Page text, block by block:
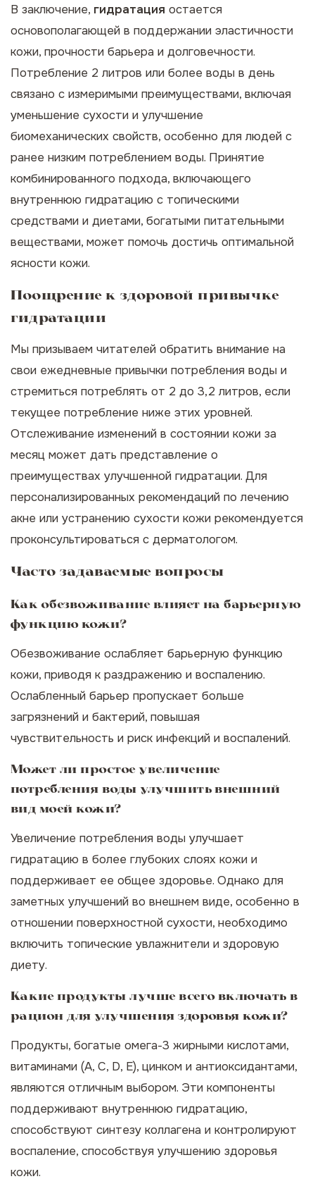
В заключение, гидратация остается
основополагающей в поддержании эластичности
кожи, прочности барьера и долговечности.
Потребление 2 литров или более воды в день
связано с измеримыми преимуществами, включая
уменьшение сухости и улучшение
биомеханических свойств, особенно для людей с
ранее низким потреблением воды. Принятие
комбинированного подхода, включающего
внутреннюю гидратацию с топическими
средствами и диетами, богатыми питательными
веществами, может помочь достичь оптимальной
ясности кожи.
Поощрение к здоровой привычке
гидратации
Мы призываем читателей обратить внимание на
свои ежедневные привычки потребления воды и
стремиться потреблять от 2 до 3,2 литров, если
текущее потребление ниже этих уровней.
Отслеживание изменений в состоянии кожи за
месяц может дать представление о
преимуществах улучшенной гидратации. Для
персонализированных рекомендаций по лечению
акне или устранению сухости кожи рекомендуется
проконсультироваться с дерматологом.
Часто задаваемые вопросы
Как обезвоживание влияет на барьерную
функцию кожи?
Обезвоживание ослабляет барьерную функцию
кожи, приводя к раздражению и воспалению.
Ослабленный барьер пропускает больше
загрязнений и бактерий, повышая
чувствительность и риск инфекций и воспалений.
Может ли простое увеличение
потребления воды улучшить внешний
вид моей кожи?
Увеличение потребления воды улучшает
гидратацию в более глубоких слоях кожи и
поддерживает ее общее здоровье. Однако для
заметных улучшений во внешнем виде, особенно в
отношении поверхностной сухости, необходимо
включить топические увлажнители и здоровую
диету.
Какие продукты лучше всего включать в
рацион для улучшения здоровья кожи?
Продукты, богатые омега-3 жирными кислотами,
витаминами (А, С, D, Е), цинком и антиоксидантами,
являются отличным выбором. Эти компоненты
поддерживают внутреннюю гидратацию,
способствуют синтезу коллагена и контролируют
воспаление, способствуя улучшению здоровья
кожи.